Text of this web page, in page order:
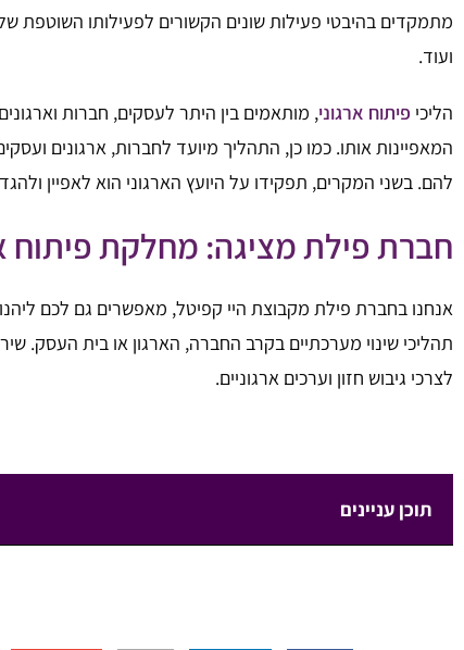
מתמקדים בהיבטי פעילות שונים הקשורים לפעילותו השוטפת
ועוד.
הליכי פיתוח ארגוני, מותאמים בין היתר לעסקים, חברות
המאפיינות אותו. כמו כן, התהליך מיועד לחברות, ארגונים
להם. בשני המקרים, תפקידו על היועץ הארגוני הוא לאפיין
חברת פילת מציגה: מחלקת פיתוח
אנחנו בחברת פילת מקבוצת היי קפיטל, מאפשרים גם לכם
תהליכי שינוי מערכתיים בקרב החברה, הארגון או בית העסק.
לצרכי גיבוש חזון וערכים ארגוניים.
תוכן עניינים